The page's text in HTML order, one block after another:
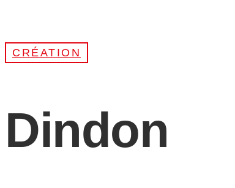
CRÉATION
Dindon